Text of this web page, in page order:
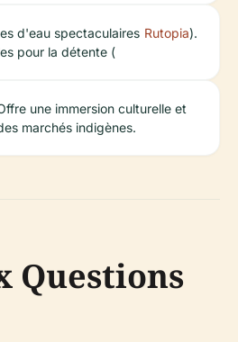
d'eau spectaculaires
pour la détente (
Rutopia).
une immersion culturelle et
marchés indigènes.
Questions